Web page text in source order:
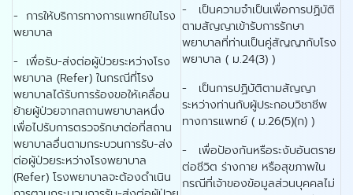
- การให้บริการทางการแพทย์ในโรง
พยาบาล
- เพื่อรับ-ส่งต่อผู้ป่วยระหว่างโรง
พยาบาล (Refer) ในกรณีที่โรง
พยาบาลได้รับการร้องขอให้เคลื่อน
ย้ายผู้ป่วยจากสถานพยาบาลหนึ่ง
เพื่อไปรับการตรวจรักษาต่อที่สถาน
พยาบาลอื่นตามกระบวนการรับ-ส่ง
ต่อผู้ป่วยระหว่างโรงพยาบาล
(Refer) โรงพยาบาลจะต้องดำเนิน
- เป็นความจำเป็นเพื่อการปฏิบัติ
ตามสัญญาเข้ารับการรักษา
พยาบาลที่ท่านเป็นคู่สัญญากับโรง
พยาบาล ( ม.24(3) )
- เป็นการปฏิบัติตามสัญญา
ระหว่างท่านกับผู้ประกอบวิชาชีพ
ทางการแพทย์ ( ม.26(5)(ก) )
- เพื่อป้องกันหรือระงับอันตราย
ต่อชีวิต ร่างกาย หรือสุขภาพใน
กรณีที่เจ้าของข้อมูลส่วนบุคคลไม่